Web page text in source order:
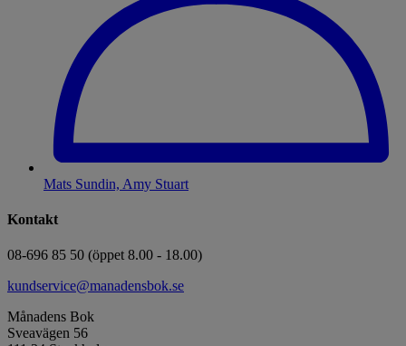
Mats Sundin, Amy Stuart
Kontakt
08-696 85 50 (öppet 8.00 - 18.00)
kundservice@manadensbok.se
Månadens Bok
Sveavägen 56